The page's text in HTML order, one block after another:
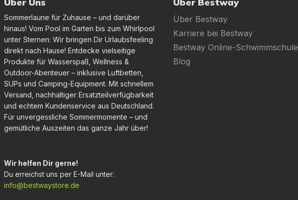
Sommerlaune für Zuhause – und darüber
hinaus! Vom Pool im Garten bis zum Whirlpool
unter Sternen: Wir bringen Dir Urlaubsfeeling
direkt nach Hause! Entdecke vielseitige
Produkte für Wasserspaß, Wellness &
Outdoor-Abenteuer – inklusive Luftbetten,
SUPs und Camping-Equipment. Mit schnellem
Versand, nachhaltiger Ersatzteilverfügbarkeit
und echtem Kundenservice aus Deutschland.
Für unvergessliche Sommermomente – und
gemütliche Auszeiten das ganze Jahr über!
Wir helfen Dir gerne!
Du erreichst uns per E-Mail unter:
info@bestwaystore.de
Über Bestway
Karriere bei Bestway
Bestway Online-Schwimmschule
Blog